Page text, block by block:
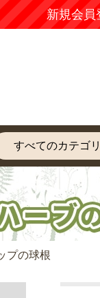
新規会員
プの球根